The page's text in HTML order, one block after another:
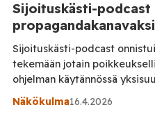
Sijoituskästi-
propagandakanavaksi
Sijoituskästi-podcast
tekemään jotain
ohjelman käytännössä
propagandakanavaksi.
Näkökulma16.4.2026